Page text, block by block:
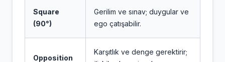
Square
(90°)
Gerilim ve sınav; duygular ve
ego çatışabilir.
Opposition
Karşıtlık ve denge gerektirir;